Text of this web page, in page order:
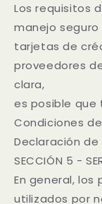
Los requisitos
manejo
tarjetas de
proveedores
clara,
es posible que
Condiciones
Declaración
SECCIÓN 5 -
En general,
utilizados por